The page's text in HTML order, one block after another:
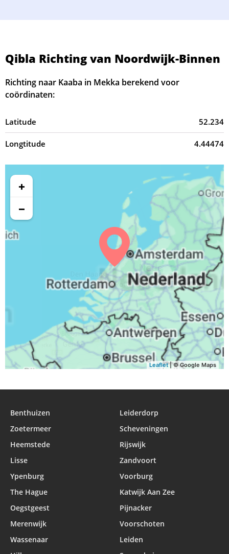
Qibla Richting van Noordwijk-Binnen
Richting naar Kaaba in Mekka berekend voor
coördinaten:
Latitude 52.234
Longtitude 4.44474
+
−
Leaflet| © Google Maps
Benthuizen
Leiderdorp
Zoetermeer
Scheveningen
Heemstede
Rijswijk
Lisse
Zandvoort
Ypenburg
Voorburg
The Hague
Katwijk Aan Zee
Oegstgeest
Pijnacker
Merenwijk
Voorschoten
Wassenaar
Leiden